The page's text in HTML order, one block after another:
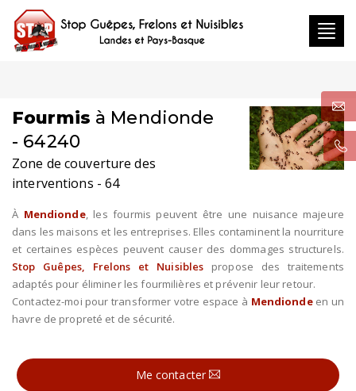
Fourmis à Mendionde
- 64240
Zone de couverture des
interventions - 64
À Mendionde, les fourmis peuvent être une nuisance majeure
dans les maisons et les entreprises. Elles contaminent la nourriture
et certaines espèces peuvent causer des dommages structurels.
Stop Guêpes, Frelons et Nuisibles propose des traitements
adaptés pour éliminer les fourmilières et prévenir leur retour.
Contactez-moi pour transformer votre espace à Mendiondeen un
havre de propreté et de sécurité.
Me contacter